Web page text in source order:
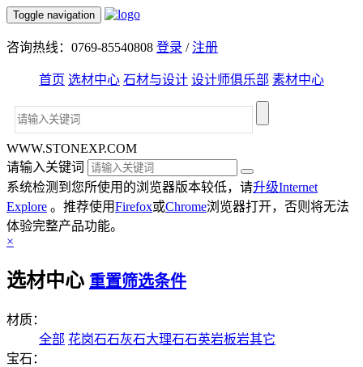
Toggle navigation
咨询热线：0769-85540808 登录 /注册
首页 选材中心 石材与设计 设计师俱乐部 素材中心
WWW.STONEXP.COM
请输入关键词
系统检测到您所使用的浏览器版本较低，请升级Internet
Explore 。推荐使用Firefox或Chrome浏览器打开，否则将无法
体验完整产品功能。
×
选材中心 重置筛选条件
材质：
全部 花岗石石灰石大理石石英岩板岩其它
宝石：